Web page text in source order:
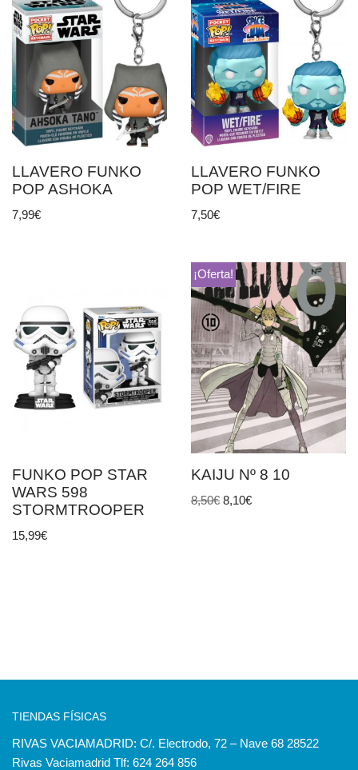
LLAVERO FUNKO
POP ASHOKA
7,99€
LLAVERO FUNKO
POP WET/FIRE
7,50€
FUNKO POP STAR
WARS 598
STORMTROOPER
15,99€
¡Oferta!
KAIJU Nº 8 10
8,50€ 8,10€
TIENDAS FÍSICAS
RIVAS VACIAMADRID: C/. Electrodo, 72 – Nave 68 28522
Rivas Vaciamadrid Tlf: 624 264 856